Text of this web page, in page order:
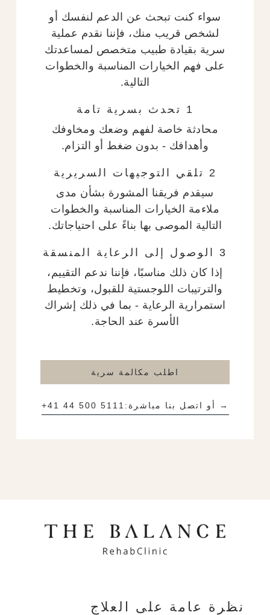
سواء كنت تبحث عن الدعم لنفسك أو
لشخص قريب منك، فإننا نقدم عملية
سرية بقيادة طبيب متخصص لمساعدتك
على فهم الخيارات المناسبة والخطوات
التالية.
1 تحدث بسرية تامة
محادثة خاصة لفهم وضعك ومخاوفك
وأهدافك - بدون ضغط أو التزام.
2 تلقي التوجيهات السريرية
سيقدم فريقنا المشورة بشأن مدى
ملاءمة الخيارات المناسبة والخطوات
التالية الموصى بها بناءً على احتياجاتك.
3 الوصول إلى الرعاية المنسقة
إذا كان ذلك مناسبًا، فإننا ندعم التقييم،
والترتيبات اللوجستية للقبول، وتخطيط
استمرارية الرعاية - بما في ذلك إشراك
الأسرة عند الحاجة.
اطلب مكالمة سرية
→ أو اتصل بنا مباشرة: +41 44 500 5111
نظرة عامة على العلاج